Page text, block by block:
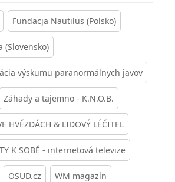
Fundacja Nautilus (Polsko)
(Slovensko)
výskumu paranormálnych javov
Záhady a tajemno - K.N.O.B.
HVĚZDÁCH & LIDOVÝ LÉČITEL
K SOBĚ - internetová televize
OSUD.cz WM magazín